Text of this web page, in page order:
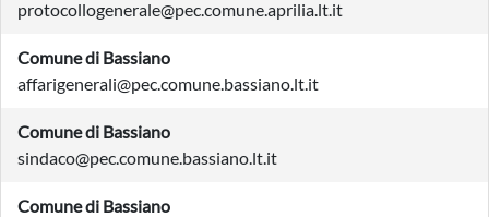
protocollogenerale@pec.comune.aprilia.lt.it
Comune di Bassiano
affarigenerali@pec.comune.bassiano.lt.it
Comune di Bassiano
sindaco@pec.comune.bassiano.lt.it
Comune di Bassiano